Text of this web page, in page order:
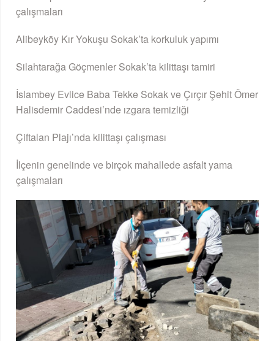
çalışmaları
Alibeyköy Kır Yokuşu Sokak’ta korkuluk yapımı
Silahtarağa Göçmenler Sokak’ta kilittaşı tamiri
İslambey Evlice Baba Tekke Sokak ve Çırçır Şehit Ömer
Halisdemir Caddesi’nde ızgara temizliği
Çiftalan Plajı’nda kilittaşı çalışması
İlçenin genelinde ve birçok mahallede asfalt yama
çalışmaları